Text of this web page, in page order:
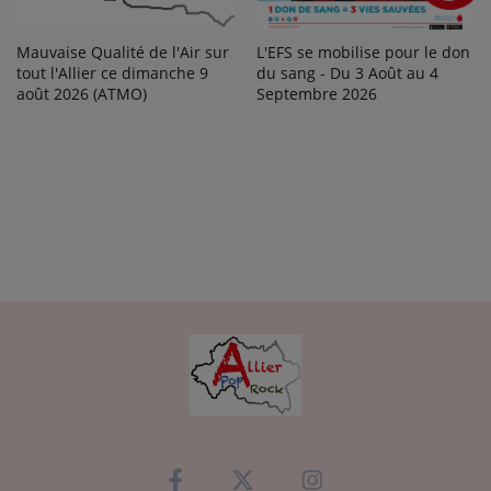
Mauvaise Qualité de l'Air sur
tout l'Allier ce dimanche 9
août 2026 (ATMO)
L'EFS se mobilise pour le don
du sang - Du 3 Août au 4
Septembre 2026